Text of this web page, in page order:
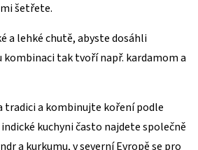
šetřete.
a lehké chutě, abyste dosáhli
kombinaci tak tvoří např. kardamom a
tradici a kombinujte koření podle
kuchyni často najdete společně
a kurkumu, v severní Evropě se pro